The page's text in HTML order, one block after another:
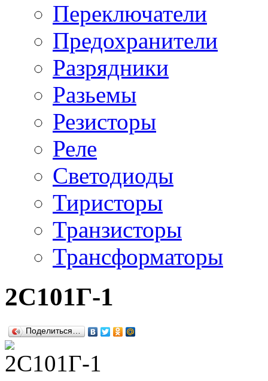
Переключатели
Предохранители
Разрядники
Разьемы
Резисторы
Реле
Светодиоды
Тиристоры
Транзисторы
Трансформаторы
2С101Г-1
Поделиться…